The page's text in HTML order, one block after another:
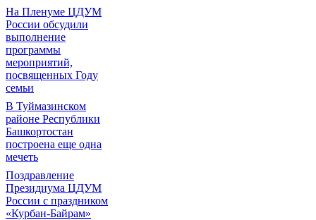
На Пленуме ЦДУМ
России обсудили
выполнение
программы
мероприятий,
посвященных Году
семьи
В Туймазинском
районе Республики
Башкортостан
построена еще одна
мечеть
Поздравление
Президиума ЦДУМ
России с праздником
«Курбан-Байрам»